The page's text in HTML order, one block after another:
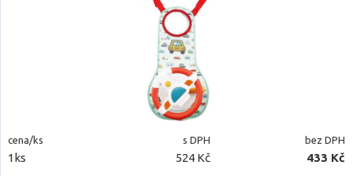
cena/ks s DPH bez DPH
1ks 524 Kč 433 Kč